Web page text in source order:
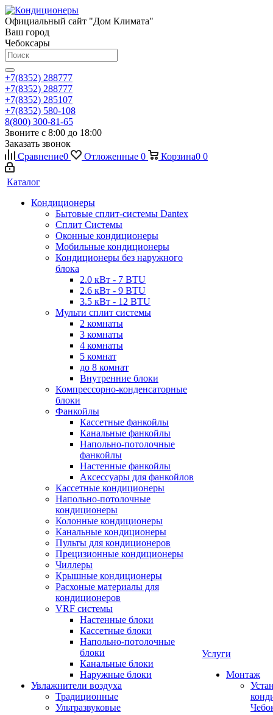
Официальный сайт "Дом Климата"
Ваш город
Чебоксары
+7(8352) 288777
+7(8352) 288777
+7(8352) 285107
+7(8352) 580-108
8(800) 300-81-65
Звоните с 8:00 до 18:00
Заказать звонок
Сравнение0 Отложенные 0 Корзина0 0
Каталог
Кондиционеры
Бытовые сплит-системы Dantex
Сплит Системы
Оконные кондиционеры
Мобильные кондиционеры
Кондиционеры без наружного
блока
2.0 кВт - 7 BTU
2.6 кВт - 9 BTU
3.5 кВт - 12 BTU
Мульти сплит системы
2 комнаты
3 комнаты
4 комнаты
5 комнат
до 8 комнат
Внутренние блоки
Компрессорно-конденсаторные
блоки
Фанкойлы
Кассетные фанкойлы
Канальные фанкойлы
Напольно-потолочные
фанкойлы
Настенные фанкойлы
Аксессуары для фанкойлов
Кассетные кондиционеры
Напольно-потолочные
кондиционеры
Колонные кондиционеры
Канальные кондиционеры
Пульты для кондиционеров
Прецизионные кондиционеры
Чиллеры
Крышные кондиционеры
Расхоные материалы для
кондиционеров
VRF системы
Настенные блоки
Кассетные блоки
Напольно-потолочные
блоки
Канальные блоки
Наружные блоки
Увлажнители воздуха
Традиционные
Ультразвуковые
Услуги
Монтаж